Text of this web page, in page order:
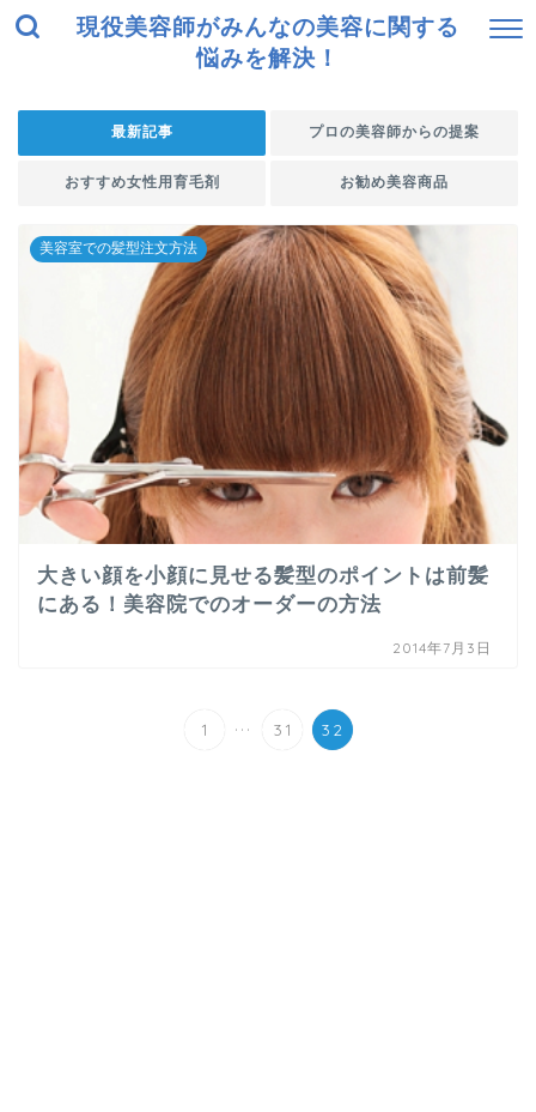
現役美容師がみんなの美容に関する
悩みを解決！
最新記事 プロの美容師からの提案
おすすめ女性用育毛剤 お勧め美容商品
美容室での髪型注文方法
大きい顔を小顔に見せる髪型のポイントは前髪
にある！美容院でのオーダーの方法
2014年7月3日
1 ... 31 32